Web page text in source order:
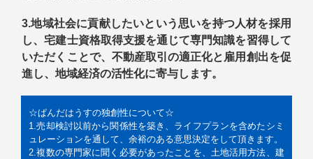
3.地域社会に貢献したいという思いを持つ人材を採用
し、宅建士資格取得支援を通じて専門知識を習得して
いただくことで、不動産取引の適正化と雇用創出を促
進し、地域経済の活性化に寄与します。
☆ぱんだはうすの独創性について☆
1.売却検討以前から関係性を築き、ライフプランを含めたシミ
ュレーションを通して、余裕のある意思決定をして頂きます。
2.複数の専門家に聞く必要があったことを、土地活用方法、建